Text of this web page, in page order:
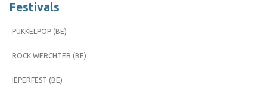
Festivals
PUKKELPOP (BE)
ROCK WERCHTER (BE)
IEPERFEST (BE)